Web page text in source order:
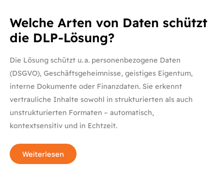
Welche Arten von Daten schützt
die DLP-Lösung?
Die Lösung schützt u. a. personenbezogene Daten
(DSGVO), Geschäftsgeheimnisse, geistiges Eigentum,
interne Dokumente oder Finanzdaten. Sie erkennt
vertrauliche Inhalte sowohl in strukturierten als auch
unstrukturierten Formaten – automatisch,
kontextsensitiv und in Echtzeit.
Welche
Arten
von
Daten
schützt
DLP-
Lösung?
Weiterlesen